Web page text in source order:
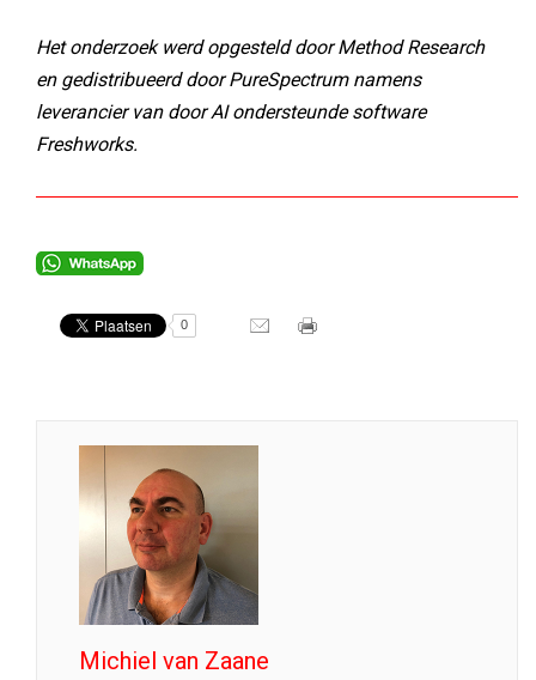
Het onderzoek werd opgesteld door Method Research
en gedistribueerd door PureSpectrum namens
leverancier van door AI ondersteunde software
Freshworks.
0
Michiel van Zaane